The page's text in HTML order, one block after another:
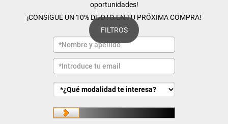
FILTROS
oportunidades!
¡CONSIGUE UN 10% DE DTO EN TU PRÓXIMA COMPRA!